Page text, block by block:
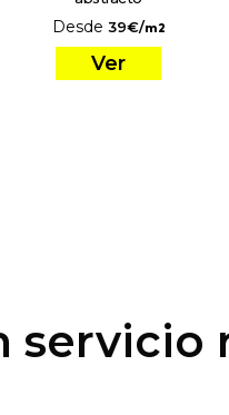
Desde 39€/m2
Ver
servicio